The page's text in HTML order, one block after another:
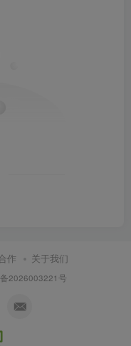
作 关于我们
2026003221号